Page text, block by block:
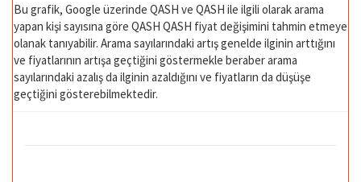
Bu grafik, Google üzerinde QASH ve QASH ile ilgili olarak arama
yapan kişi sayısına göre QASH QASH fiyat değişimini tahmin etmeye
olanak tanıyabilir. Arama sayılarındaki artış genelde ilginin arttığını
ve fiyatlarının artışa geçtiğini göstermekle beraber arama
sayılarındaki azalış da ilginin azaldığını ve fiyatların da düşüşe
geçtiğini gösterebilmektedir.